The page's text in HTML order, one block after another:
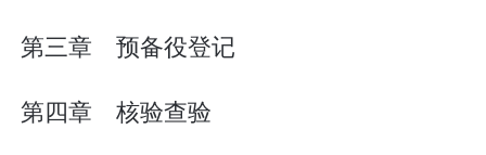
第三章 预备役登记
第四章 核验查验